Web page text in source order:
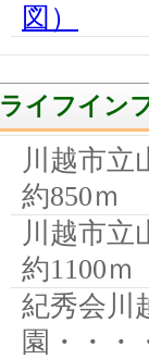
図）
ライフイン
川越市立
約850ｍ
川越市立
約1100ｍ
紀秀会川
園・・・